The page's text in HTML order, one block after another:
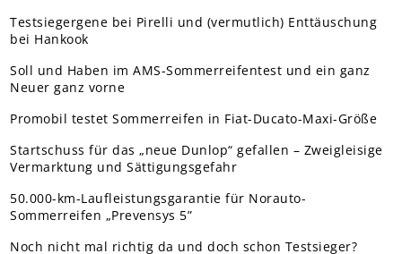
Testsiegergene bei Pirelli und (vermutlich) Enttäuschung
bei Hankook
Soll und Haben im AMS-Sommerreifentest und ein ganz
Neuer ganz vorne
Promobil testet Sommerreifen in Fiat-Ducato-Maxi-Größe
Startschuss für das „neue Dunlop“ gefallen – Zweigleisige
Vermarktung und Sättigungsgefahr
50.000-km-Laufleistungsgarantie für Norauto-
Sommerreifen „Prevensys 5”
Noch nicht mal richtig da und doch schon Testsieger?